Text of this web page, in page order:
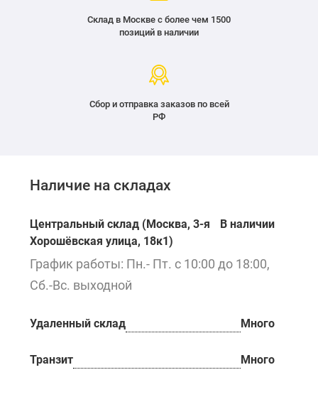
Склад в Москве с более чем 1500
позиций в наличии
Сбор и отправка заказов по всей
РФ
Наличие на складах
Центральный склад (Москва, 3-я
Хорошёвская улица, 18к1)
В наличии
График работы: Пн.- Пт. с 10:00 до 18:00,
Сб.-Вс. выходной
Удаленный склад Много
Транзит Много